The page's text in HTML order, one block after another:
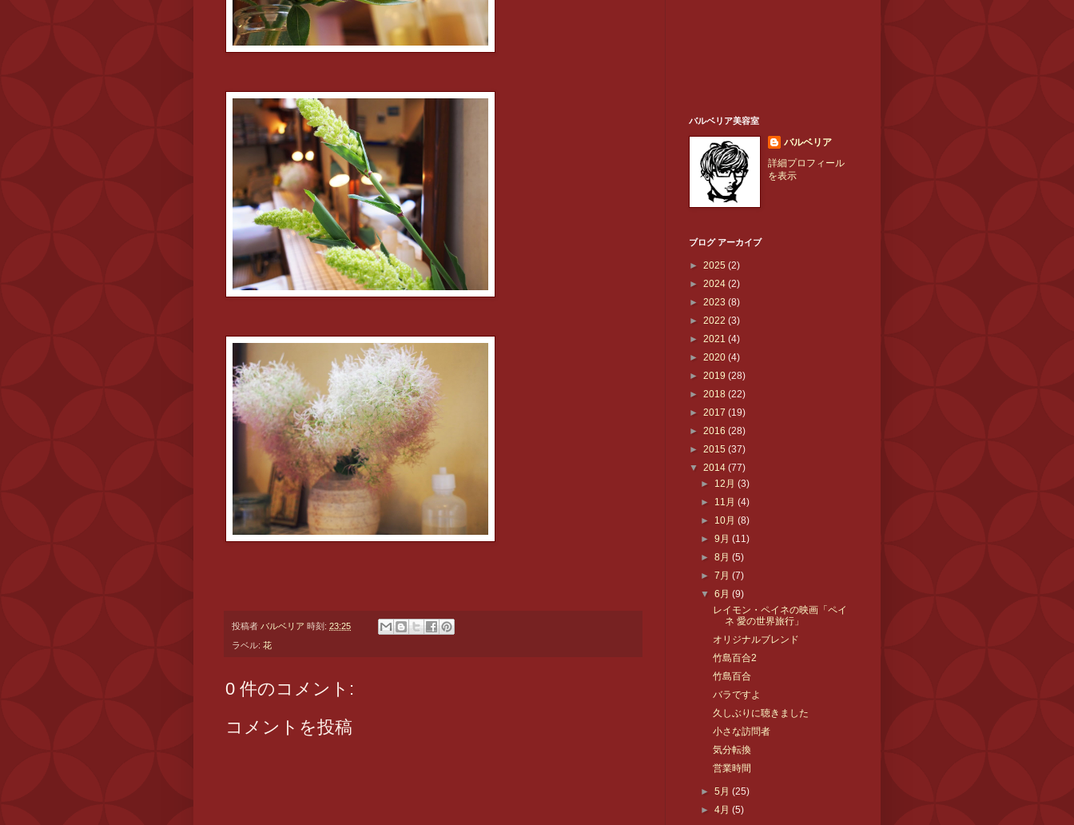
投稿者 バルベリア 時刻: 23:25
ラベル: 花
0 件のコメント:
コメントを投稿
バルベリア美容室
バルベリア
詳細プロフィール
を表示
ブログ アーカイブ
► 2025 (2)
► 2024 (2)
► 2023 (8)
► 2022 (3)
► 2021 (4)
► 2020 (4)
► 2019 (28)
► 2018 (22)
► 2017 (19)
► 2016 (28)
► 2015 (37)
▼ 2014 (77)
► 12月(3)
► 11月(4)
► 10月(8)
►9月(11)
►8月(5)
►7月(7)
▼6月(9)
レイモン・ペイネの映画「ペイ
ネ 愛の世界旅行」
オリジナルブレンド
竹島百合2
竹島百合
バラですよ
久しぶりに聴きました
小さな訪問者
気分転換
営業時間
►5月(25)
►4月(5)